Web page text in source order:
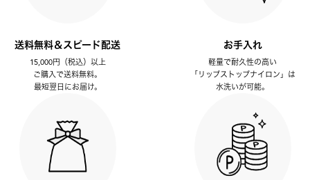
送料無料＆スピード配送
15,000円（税込）以上
ご購入で送料無料。
最短翌日にお届け。
お手入れ
軽量で耐久性の高い
「リップストップナイロン」は
水洗いが可能。